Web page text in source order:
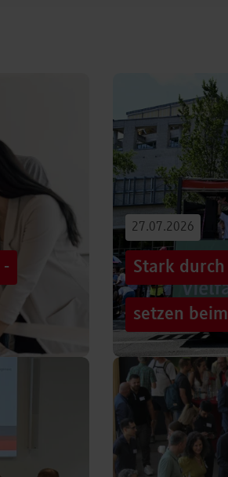
27.07.2026
Stark
setzen
Hunderttausende
Stuttgarter
Truck, eine
Beitrag lesen